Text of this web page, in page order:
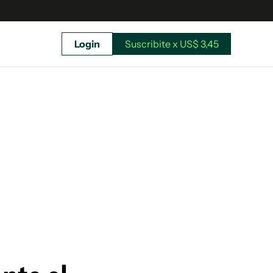
Suscribite x US$ 3,45
Login Suscribite x US$ 3,45